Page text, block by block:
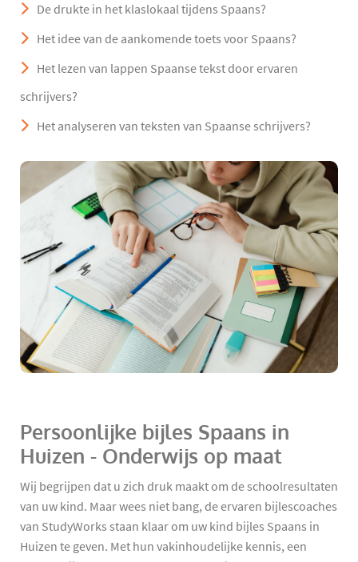
De drukte in het klaslokaal tijdens Spaans?
Het idee van de aankomende toets voor Spaans?
Het lezen van lappen Spaanse tekst door ervaren
schrijvers?
Het analyseren van teksten van Spaanse schrijvers?
Persoonlijke bijles Spaans in
Huizen - Onderwijs op maat
Wij begrijpen dat u zich druk maakt om de schoolresultaten
van uw kind. Maar wees niet bang, de ervaren bijlescoaches
van StudyWorks staan klaar om uw kind bijles Spaans in
Huizen te geven. Met hun vakinhoudelijke kennis, een